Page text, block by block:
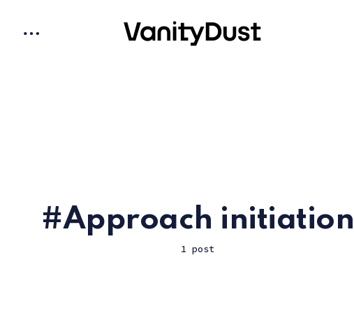
Approach initiation
1 post